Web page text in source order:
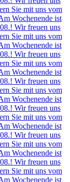
Sie mit uns vom
Wochenende ist
Wir freuen uns
Sie mit uns vom
Wochenende ist
Wir freuen uns
Sie mit uns vom
Wochenende ist
Wir freuen uns
Sie mit uns vom
Wochenende ist
Wir freuen uns
Sie mit uns vom
Wochenende ist
Wir freuen uns
Sie mit uns vom
Wochenende ist
Wir freuen uns
Sie mit uns vom
Wochenende ist